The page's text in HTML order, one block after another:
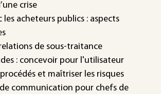
crise
les acheteurs publics : aspects
de sous-traitance
: concevoir pour l'utilisateur
et maîtriser les risques
communication pour chefs de